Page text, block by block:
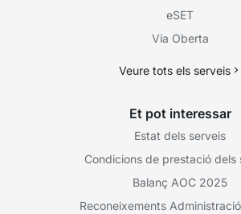
eSET
Via Oberta
Veure tots els serveis
Et pot interessar
Estat dels serveis
Condicions de prestació dels
Balanç AOC 2025
Reconeixements